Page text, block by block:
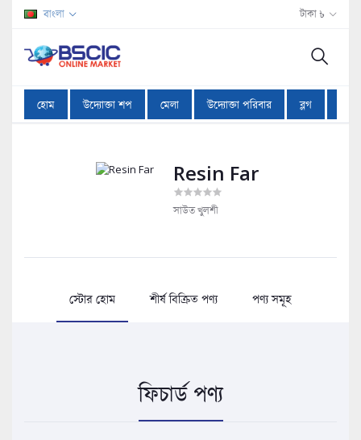
বাংলা টাকা ৳
হোম উদ্যোক্তা শপ মেলা উদ্যোক্তা পরিবার ব্লগ
Resin Far
সাউত খুলশী
স্টোর হোম শীর্ষ বিক্রিত পণ্য পণ্য সমূহ
ফিচার্ড পণ্য